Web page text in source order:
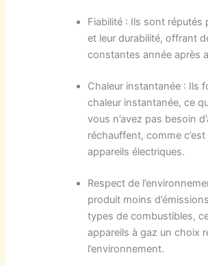
Fiabilité : Ils sont réputés
et leur durabilité, offrant
constantes année après
Chaleur instantanée : Ils
chaleur instantanée, ce
vous n’avez pas besoin
réchauffent, comme
appareils électriques.
Respect de
produit moins
types de combustibles,
appareils à gaz un choix
l’environnement.